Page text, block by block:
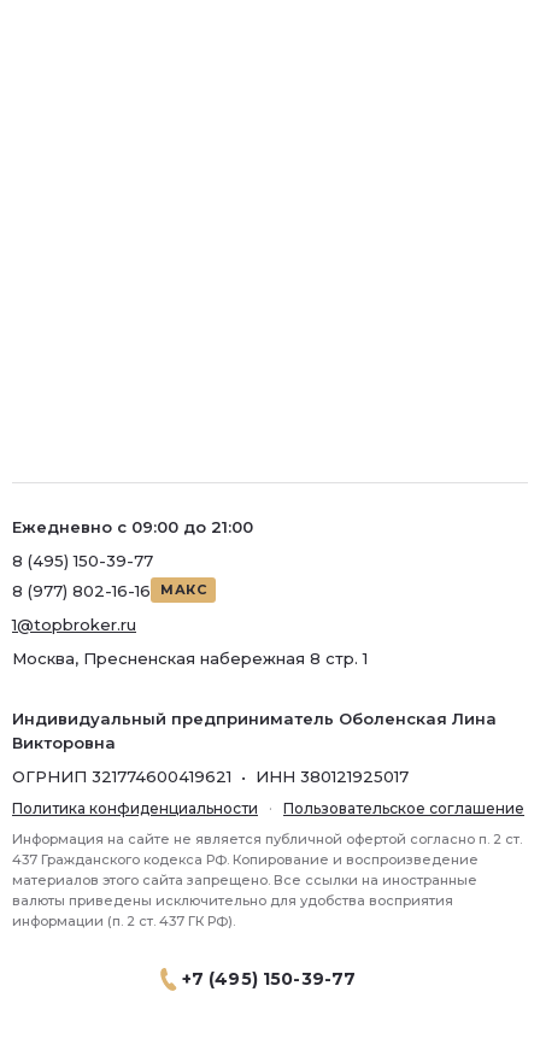
+7 (495) 150-39-77
Ежедневно с 09:00 до 21:00
8 (495) 150-39-77
8 (977) 802-16-16
МАКС
1@topbroker.ru
Москва, Пресненская набережная 8 стр. 1
Индивидуальный предприниматель Оболенская Лина
Викторовна
ОГРНИП 321774600419621 • ИНН 380121925017
Политика конфиденциальности · Пользовательское соглашение
Информация на сайте не является публичной офертой согласно п. 2 ст.
437 Гражданского кодекса РФ. Копирование и воспроизведение
материалов этого сайта запрещено. Все ссылки на иностранные
валюты приведены исключительно для удобства восприятия
информации (п. 2 ст. 437 ГК РФ).